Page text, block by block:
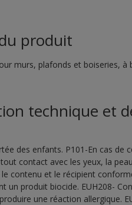
produit
murs, plafonds et boiseries,
technique et
des enfants. P101-En cas de
tout contact avec les yeux, la
le contenu et le récipient
un produit biocide. EUH208-
une réaction allergique.